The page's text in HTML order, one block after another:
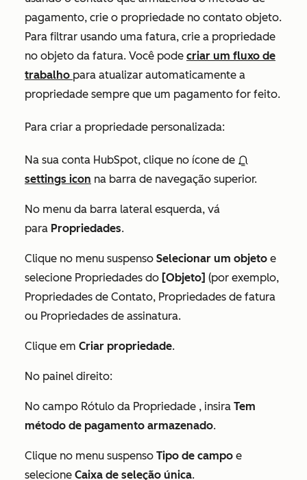
pagamento, crie o propriedade no contato objeto.
Para filtrar usando uma fatura, crie a propriedade
no objeto da fatura. Você pode criar um fluxo de
trabalho para atualizar automaticamente a
propriedade sempre que um pagamento for feito.
Para criar a propriedade personalizada:
Na sua conta HubSpot, clique no ícone de
settings icon na barra de navegação superior.
No menu da barra lateral esquerda, vá
para Propriedades.
Clique no menu suspenso Selecionar um objeto e
selecione Propriedades do [Objeto] (por exemplo,
Propriedades de Contato, Propriedades de fatura
ou Propriedades de assinatura.
Clique em Criar propriedade.
No painel direito:
No campo Rótulo da Propriedade , insira Tem
método de pagamento armazenado.
Clique no menu suspenso Tipo de campo e
selecione Caixa de seleção única.